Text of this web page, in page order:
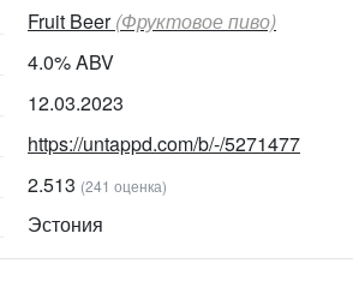
Fruit Beer(Фруктовое пиво)
4.0% ABV
12.03.2023
https://untappd.com/b/-/5271477
2.513 (241 оценка)
Эстония